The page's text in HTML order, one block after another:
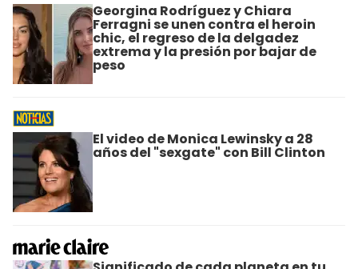
Georgina Rodríguez y Chiara
Ferragni se unen contra el heroin
chic, el regreso de la delgadez
extrema y la presión por bajar de
peso
El video de Monica Lewinsky a 28
años del "sexgate" con Bill Clinton